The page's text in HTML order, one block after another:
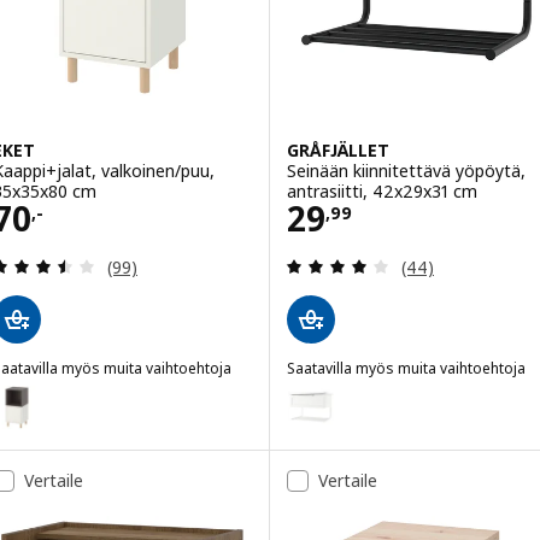
valkoinen/puu,
cm
,- 70,-
Arvio: 3.5 / 5 tähteä. Arvostelut yhteensä:
(99)
myös muita vaihtoehtoja
EKET, Kaappi+jalat, valkoinen tummanharmaa/puu,
EKET, Kaappi+jalat, ruskea pähkinäpuukuvio/metalli
EKET, Kaappi+jalat, valkoinen beige/metalli musta,
GRÅFJÄLLET
Seinään kiinnitettävä yöpöytä,
antrasiitti, 42x29x31 cm
29,99
Hinta 29,99
Arvio: 4 / 5
(44)
Saatavilla myös muita vaihtoehtoja
GRÅFJÄLLET
Vaihtoehto: GRÅFJÄLLET,
Vertaile Vertaile